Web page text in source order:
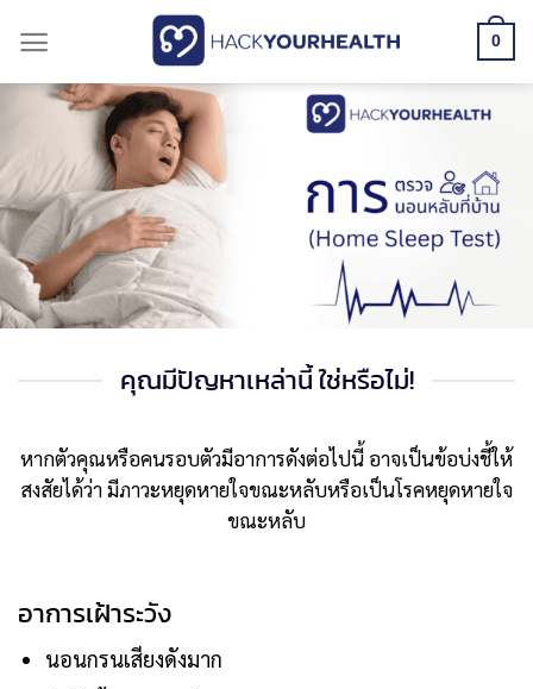
content
0
าดอากาศ แม้เพียงช่วง
สั้น ๆ
จส่งผลรุนแรงต่ออวัยว
ต่อการขาดออกซิเจน
ยเฉพาะ สมอง และหัว
คุณมีปัญหาเหล่านี้ ใช่หรือไม่!
หากตัวคุณหรือคนรอบตัวมีอาการดังต่อไปนี้ อาจเป็นข้อบ่งชี้ให้
อาการเฝ้าระวัง